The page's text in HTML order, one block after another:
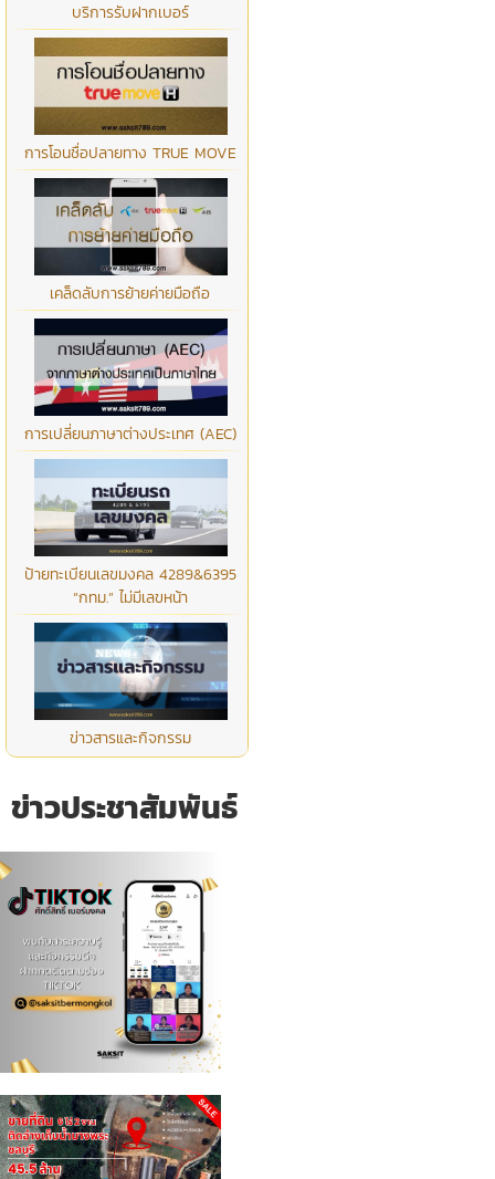
บริการรับฝากเบอร์
การโอนชื่อปลายทาง TRUE MOVE
เคล็ดลับการย้ายค่ายมือถือ
การเปลี่ยนภาษาต่างประเทศ (AEC)
ป้ายทะเบียนเลขมงคล 4289&6395
“กทม.” ไม่มีเลขหน้า
ข่าวสารและกิจกรรม
ข่าวประชาสัมพันธ์